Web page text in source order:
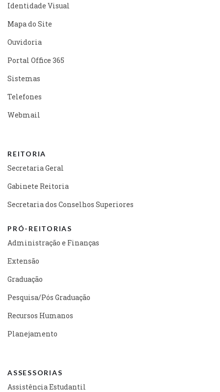
Identidade Visual
Mapa do Site
Ouvidoria
Portal Office 365
Sistemas
Telefones
Webmail
REITORIA
Secretaria Geral
Gabinete Reitoria
Secretaria dos Conselhos Superiores
PRÓ-REITORIAS
Administração e Finanças
Extensão
Graduação
Pesquisa/Pós Graduação
Recursos Humanos
Planejamento
ASSESSORIAS
Assistência Estudantil